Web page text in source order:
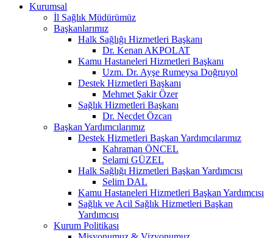
Kurumsal
İl Sağlık Müdürümüz
Başkanlarımız
Halk Sağlığı Hizmetleri Başkanı
Dr. Kenan AKPOLAT
Kamu Hastaneleri Hizmetleri Başkanı
Uzm. Dr. Ayşe Rumeysa Doğruyol
Destek Hizmetleri Başkanı
Mehmet Şakir Özer
Sağlık Hizmetleri Başkanı
Dr. Necdet Özcan
Başkan Yardımcılarımız
Destek Hizmetleri Başkan Yardımcılarımız
Kahraman ÖNCEL
Selami GÜZEL
Halk Sağlığı Hizmetleri Başkan Yardımcısı
Selim DAL
Kamu Hastaneleri Hizmetleri Başkan Yardımcısı
Sağlık ve Acil Sağlık Hizmetleri Başkan
Yardımcısı
Kurum Politikası